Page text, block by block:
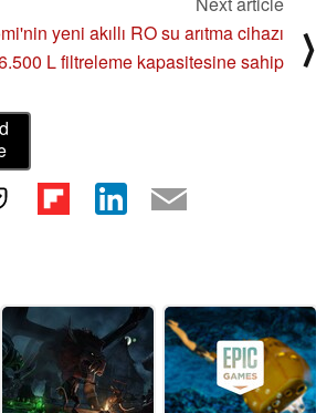
yeni akıllı RO su arıtma cihazı
L filtreleme kapasitesine sahip
⟩